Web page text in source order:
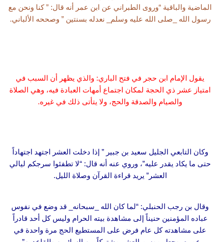
الماضية والباقية “وروى الطبراني عن ابن عمر أنه قال: ” كنا ونحن مع
رسول الله _صلى الله عليه وسلم_ نعدله بسنتين ” وصححه الألباني.
يقول الإمام ابن حجر في فتح الباري: والذي يظهر أن السبب في
امتياز عشر ذي الحجة لمكان اجتماع أمهات العبادة فيه، وهي الصلاة
والصيام والصدقة والحج، ولا يتأتى ذلك في غيره.
وكان التابعي الجليل سعيد بن جبير ” إذا دخلت العشر اجتهد اجتهاداً
حتى ما يكاد يقدر عليه”، وروي عنه أنه قال: “لا تطفئوا سرجكم ليالي
العشر” يريد قراءة القرآن وصلاة الليل.
وقال بن رجب الحنبلي: “لما كان الله _سبحانه_ قد وضع في نفوس
عباده المؤمنين حنيناً إلى مشاهدة بيته الحرام وليس كل أحد قادراً
على مشاهدته كل عام فرض على المستطيع الحج مرة واحدة في